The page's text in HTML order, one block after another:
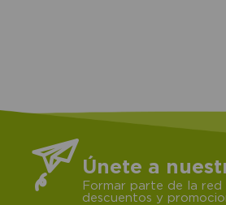
Únete a
Formar parte de la red
descuentos y